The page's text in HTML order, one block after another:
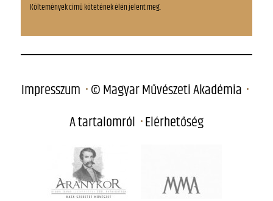
Költemények című kötetének élén jelent meg.
Impresszum © Magyar Művészeti Akadémia
A tartalomról Elérhetőség